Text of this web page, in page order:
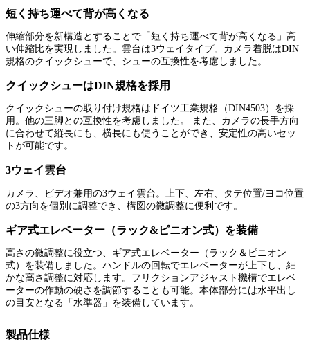
短く持ち運べて背が高くなる
伸縮部分を新構造とすることで「短く持ち運べて背が高くなる」高
い伸縮比を実現しました。雲台は3ウェイタイプ。カメラ着脱はDIN
規格のクイックシューで、シューの互換性を考慮しました。
クイックシューはDIN規格を採用
クイックシューの取り付け規格はドイツ工業規格（DIN4503）を採
用。他の三脚との互換性を考慮しました。 また、カメラの長手方向
に合わせて縦長にも、横長にも使うことができ、安定性の高いセッ
トが可能です。
3ウェイ雲台
カメラ、ビデオ兼用の3ウェイ雲台。上下、左右、タテ位置/ヨコ位置
の3方向を個別に調整でき、構図の微調整に便利です。
ギア式エレベーター（ラック&ピニオン式）を装備
高さの微調整に役立つ、ギア式エレベーター（ラック＆ピニオン
式）を装備しました。ハンドルの回転でエレベーターが上下し、細
かな高さ調整に対応します。フリクションアジャスト機構でエレベ
ーターの作動の硬さを調節することも可能。本体部分には水平出し
の目安となる「水準器」を装備しています。
製品仕様